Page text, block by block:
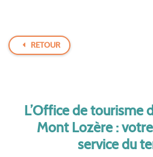
RETOUR
L’Office de tourisme
Mont Lozère :
service du